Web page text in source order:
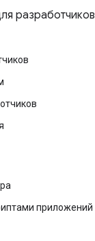
разработчиков
приложений